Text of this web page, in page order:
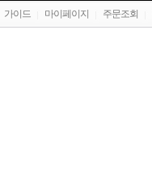
가이드 마이페이지 주문조회